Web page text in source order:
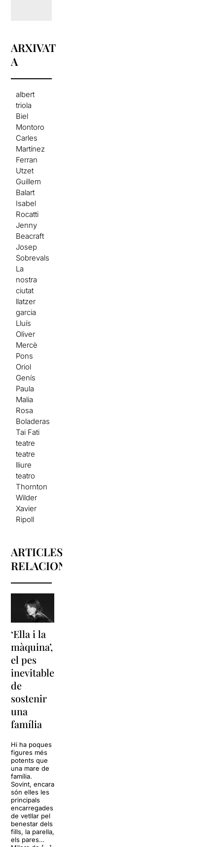
ARXIVAT
A
albert
triola
Biel
Montoro
Carles
Martínez
Ferran
Utzet
Guillem
Balart
Isabel
Rocatti
Jenny
Beacraft
Josep
Sobrevals
La
nostra
ciutat
llatzer
garcia
Lluís
Oliver
Mercè
Pons
Oriol
Genís
Paula
Malia
Rosa
Boladeras
Tai Fati
teatre
teatre
lliure
teatro
Thornton
Wilder
Xavier
Ripoll
ARTICLES
RELACIONATS
‘Ella i la
màquina’,
el pes
inevitable
de
sostenir
una
família
Hi ha poques
figures més
potents que
una mare de
família.
Sovint, encara
són elles les
principals
encarregades
de vetllar pel
benestar dels
fills, la parella,
els pares…